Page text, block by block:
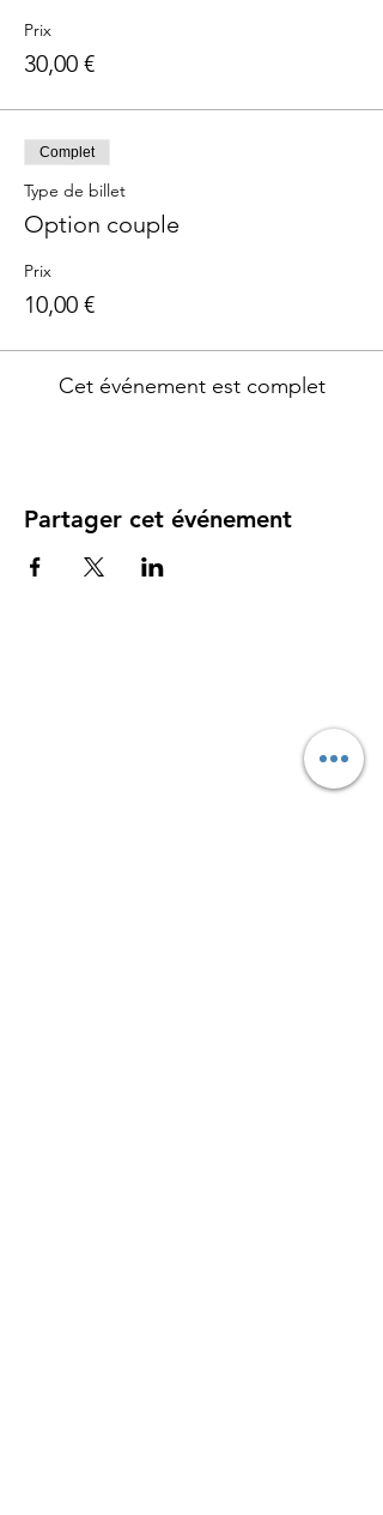
Prix
30,00 €
Complet
Type de billet
Option couple
Prix
10,00 €
Cet événement est complet
Partager cet événement